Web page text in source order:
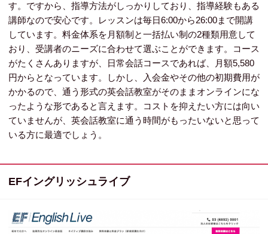
す。ですから、指導方法がしっかりしており、指導経験もある
講師なので安心です。レッスンは毎日6:00から26:00まで開講
しています。料金体系を月額制と一括払い制の2種類用意して
おり、受講者のニーズに合わせて選ぶことができます。コース
がたくさんありますが、日常会話コースであれば、月額5,580
円からとなっています。しかし、入会金やその他の初期費用が
かかるので、通う形式の英会話教室がそのままオンラインにな
ったような形であると言えます。コストを抑えたい方には向い
ていませんが、英会話教室に通う時間がもったいないと思って
いる方に最適でしょう。
EFイングリッシュライブ